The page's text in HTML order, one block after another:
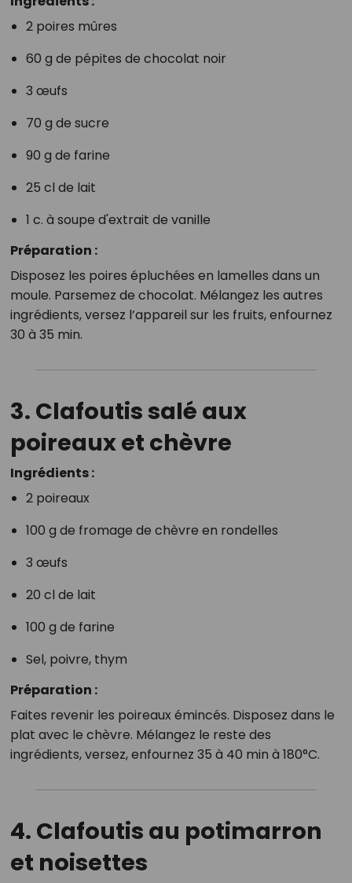
2 poires mûres
60 g de pépites de chocolat noir
3 œufs
70 g de sucre
90 g de farine
25 cl de lait
1 c. à soupe d'extrait de vanille
Préparation :
Disposez les poires épluchées en lamelles dans un
moule. Parsemez de chocolat. Mélangez les autres
ingrédients, versez l’appareil sur les fruits, enfournez
30 à 35 min.
3. Clafoutis salé aux
poireaux et chèvre
Ingrédients :
2 poireaux
100 g de fromage de chèvre en rondelles
3 œufs
20 cl de lait
100 g de farine
Sel, poivre, thym
Préparation :
Faites revenir les poireaux émincés. Disposez dans le
plat avec le chèvre. Mélangez le reste des
ingrédients, versez, enfournez 35 à 40 min à 180°C.
4. Clafoutis au potimarron
et noisettes